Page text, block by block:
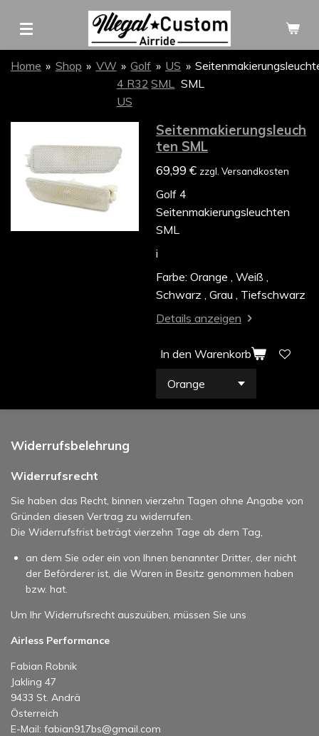
Hauptinhalt
springen
Home » Shop » VW » Golf
4 R32
US
» US
SML
»
SML
Seitenmakierungsleuch
ten SML
69,99 € zzgl. Versandkosten
Golf 4
Seitenmakierungsleuchten
SML
i
Farbe: Orange , Weiß ,
Schwarz , Grau , Tiefschwarz
Details anzeigen
In den Warenkorb
Widerrufsbelehrung
Widerrufsrecht
Sie haben das Recht, binnen vierzehn Tagen ohne Angabe von
Gründen diesen Vertrag zu widerrufen.
Die Widerrufsfrist beträgt vierzehn Tage ab dem Tag,
an dem Sie oder ein von Ihnen benannter Dritter, der nicht
der Beförderer ist, die Waren in Besitz genommen haben
bzw. hat.
Um Ihr Widerrufsrecht auszuüben, müssen Sie uns
Airless Performance
Fabian Robnik
Jakling 47
9433 St. Andrä
Österreich
E-Mail: fabian917bs@gmail.com